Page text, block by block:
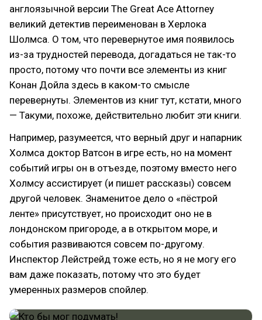
англоязычной версии The Great Ace Attorney
великий детектив переименован в Херлока
Шолмса. О том, что перевернутое имя появилось
из-за трудностей перевода, догадаться не так-то
просто, потому что почти все элементы из книг
Конан Дойла здесь в каком-то смысле
перевернуты. Элементов из книг тут, кстати, много
— Такуми, похоже, действительно любит эти книги.
Например, разумеется, что верный друг и напарник
Холмса доктор Ватсон в игре есть, но на момент
событий игры он в отъезде, поэтому вместо него
Холмсу ассистирует (и пишет рассказы) совсем
другой человек. Знаменитое дело о «пёстрой
ленте» присутствует, но происходит оно не в
лондонском пригороде, а в открытом море, и
события развиваются совсем по-другому.
Инспектор Лейстрейд тоже есть, но я не могу его
вам даже показать, потому что это будет
умеренных размеров спойлер.